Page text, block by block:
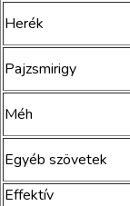
Herék
Pajzsmirigy
Méh
Egyéb szövetek
Effektív